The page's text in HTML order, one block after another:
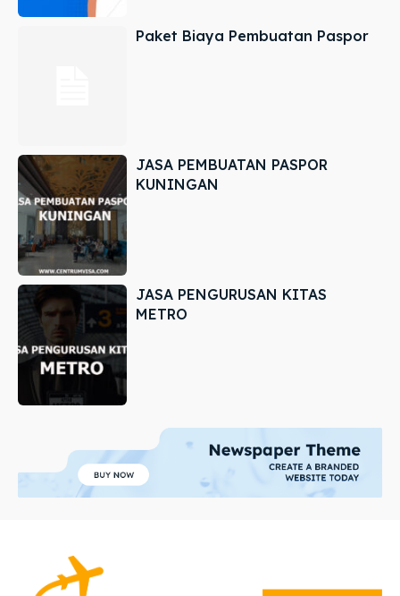
Paket Biaya Pembuatan Paspor
JASA PEMBUATAN PASPOR
KUNINGAN
JASA PENGURUSAN KITAS
METRO